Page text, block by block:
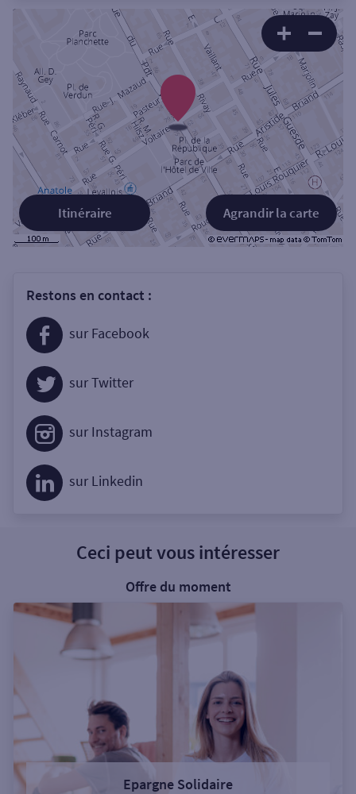
Agrandir la carte
Itinéraire
Restons en contact :
sur Facebook
sur Twitter
sur Instagram
sur Linkedin
Ceci peut vous intéresser
Offre du moment
Epargne Solidaire